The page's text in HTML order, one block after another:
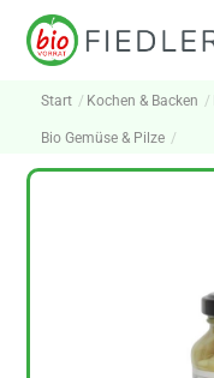
Skip
Start Kochen & Backen
Bio Gemüse & Pilze